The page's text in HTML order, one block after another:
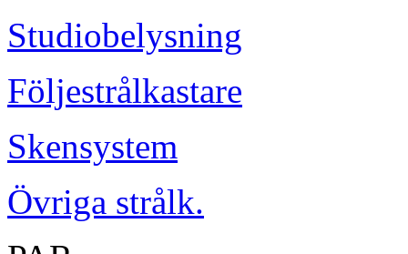
Studiobelysning
Följestrålkastare
Skensystem
Övriga strålk.